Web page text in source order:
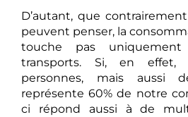
D’autant, que
peuvent penser, la
touche pas
transports. Si, en effet,
personnes, mais aussi
représente 60% de notre
ci répond aussi à de